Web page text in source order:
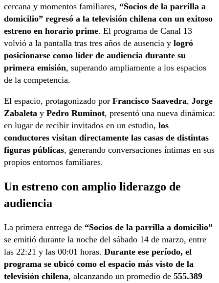
cercana y momentos familiares, “Socios de la parrilla a
domicilio” regresó a la televisión chilena con un exitoso
estreno en horario prime. El programa de Canal 13
volvió a la pantalla tras tres años de ausencia y logró
posicionarse como líder de audiencia durante su
primera emisión, superando ampliamente a los espacios
de la competencia.
El espacio, protagonizado por Francisco Saavedra, Jorge
Zabaleta y Pedro Ruminot, presentó una nueva dinámica:
en lugar de recibir invitados en un estudio, los
conductores visitan directamente las casas de distintas
figuras públicas, generando conversaciones íntimas en sus
propios entornos familiares.
Un estreno con amplio liderazgo de
audiencia
La primera entrega de “Socios de la parrilla a domicilio”
se emitió durante la noche del sábado 14 de marzo, entre
las 22:21 y las 00:01 horas. Durante ese período, el
programa se ubicó como el espacio más visto de la
televisión chilena, alcanzando un promedio de 555.389